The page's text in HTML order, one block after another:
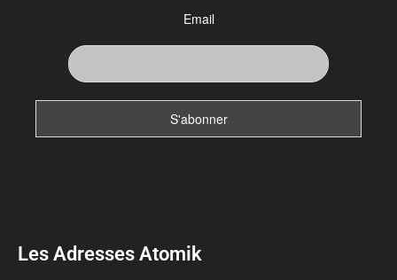
Email
Les Adresses Atomik